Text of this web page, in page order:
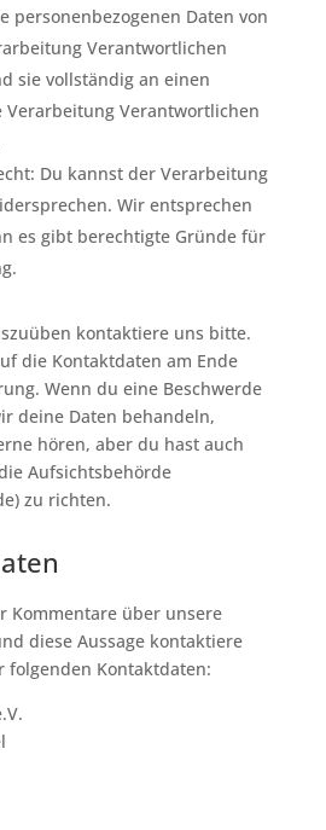
personenbezogenen Daten von
Verantwortlichen
sie vollständig an einen
Verantwortlichen
Du kannst der Verarbeitung
Wir entsprechen
es gibt berechtigte Gründe für
kontaktiere uns bitte.
die Kontaktdaten am Ende
Wenn du eine Beschwerde
deine Daten behandeln,
hören, aber du hast auch
Aufsichtsbehörde
zu richten.
Kommentare über unsere
diese Aussage kontaktiere
folgenden Kontaktdaten: